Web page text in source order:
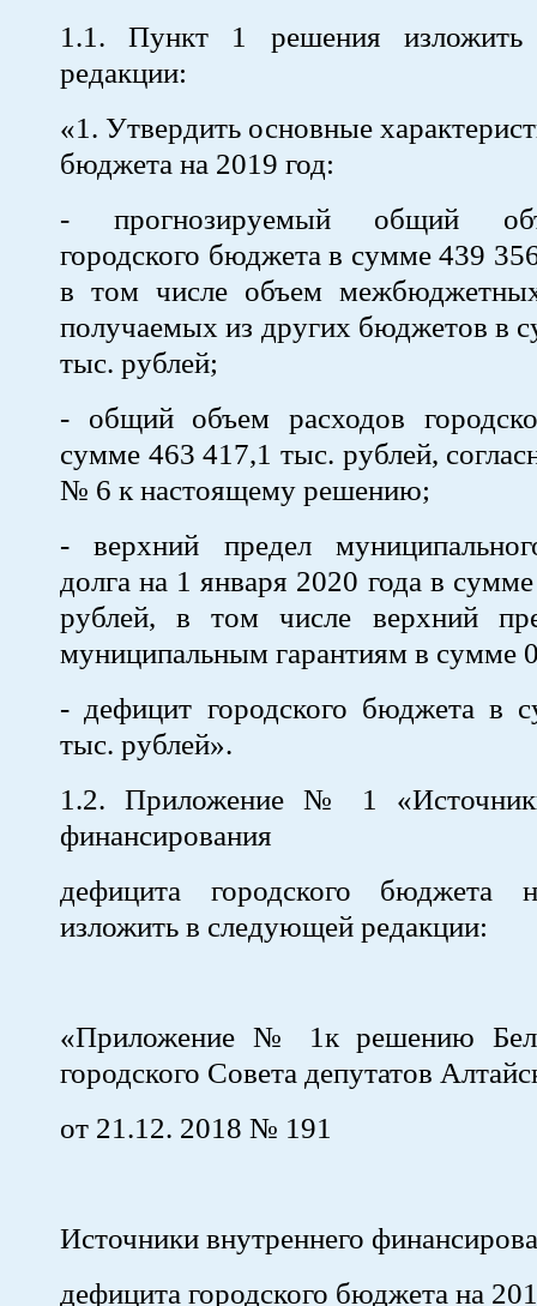
1.1. Пункт 1 решения
редакции:
«1. Утвердить основные
бюджета на 2019 год:
- прогнозируемый общий
городского бюджета в сумме 439
в том числе объем
получаемых из других бюджетов в
тыс. рублей;
- общий объем расходов
сумме 463 417,1 тыс. рублей,
№ 6 к настоящему решению;
- верхний предел
долга на 1 января 2020 года в
рублей, в том числе верхний
муниципальным гарантиям в сумме
- дефицит городского бюджета в
тыс. рублей».
1.2. Приложение № 1
финансирования
дефицита городского бюджета
изложить в следующей редакции:
«Приложение № 1к решению
городского Совета депутатов
от 21.12. 2018 № 191
Источники внутреннего
дефицита городского бюджета на